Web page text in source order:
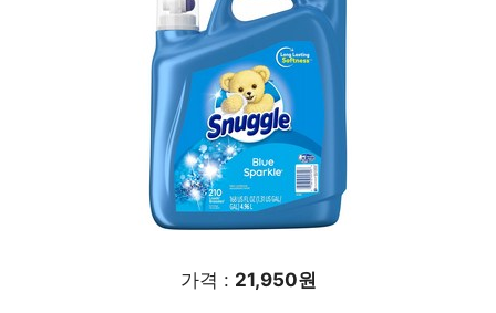
가격 : 21,950원